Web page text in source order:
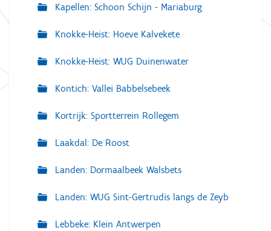
Kapellen: Schoon Schijn - Mariaburg
Knokke-Heist: Hoeve Kalvekete
Knokke-Heist: WUG Duinenwater
Kontich: Vallei Babbelsebeek
Kortrijk: Sportterrein Rollegem
Laakdal: De Roost
Landen: Dormaalbeek Walsbets
Landen: WUG Sint-Gertrudis langs de Zeyb
Lebbeke: Klein Antwerpen